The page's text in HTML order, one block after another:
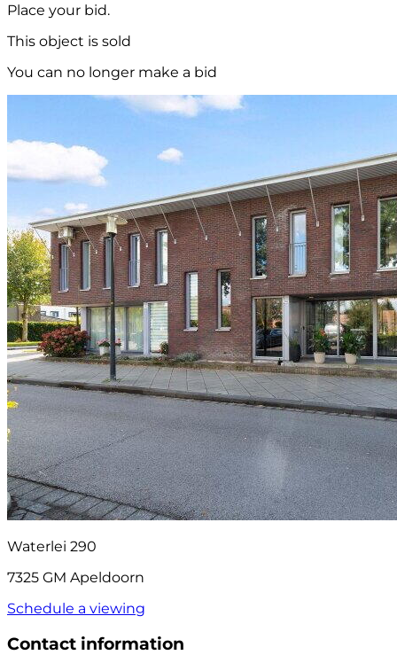
Place your bid.
This object is sold
You can no longer make a bid
Waterlei 290
7325 GM Apeldoorn
Schedule a viewing
Contact information